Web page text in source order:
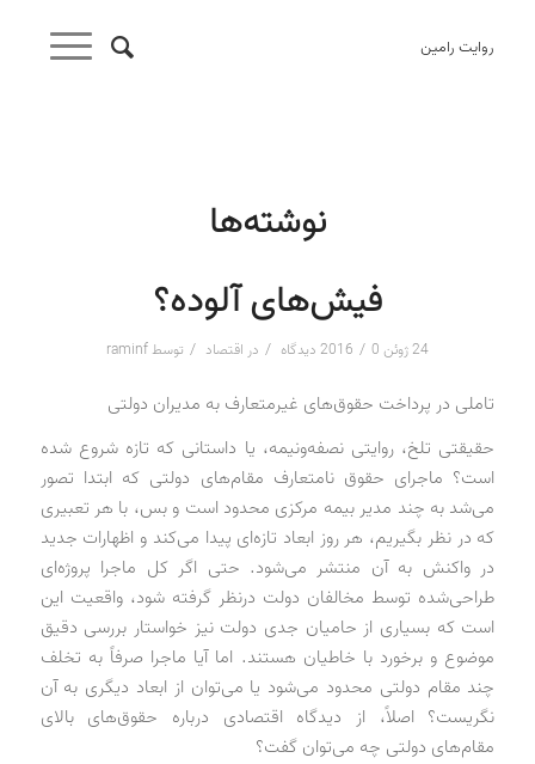
روایت رامین
نوشته‌ها
فیش‌های آلوده؟
24 ژوئن 2016 / 0 دیدگاه / در اقتصاد / توسط raminf
تاملی در پرداخت حقوق‌های غیرمتعارف به مدیران دولتی
حقیقتی تلخ، روایتی نصفه‌و‌نیمه، یا داستانی که تازه شروع شده
است؟ ماجرای حقوق نامتعارف مقام‌های دولتی که ابتدا تصور
می‌شد به چند مدیر بیمه مرکزی محدود است و بس، با هر تعبیری
که در نظر بگیریم، هر روز ابعاد تازه‌ای پیدا می‌کند و اظهارات جدید
در واکنش به آن منتشر می‌شود. حتی اگر کل ماجرا پروژه‌ای
طراحی‌شده توسط مخالفان دولت درنظر گرفته شود، واقعیت این
است که بسیاری از حامیان جدی دولت نیز خواستار بررسی دقیق
موضوع و برخورد با خاطیان هستند. اما آیا ماجرا صرفاً به تخلف
چند مقام دولتی محدود می‌شود یا می‌توان از ابعاد دیگری به آن
نگریست؟ اصلاً، از دیدگاه اقتصادی درباره حقوق‌های بالای
مقام‌های دولتی چه می‌توان گفت؟